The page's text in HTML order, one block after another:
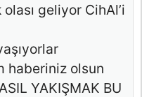
geliyor CihAl’i
haberiniz olsun
YAKIŞMAK BU